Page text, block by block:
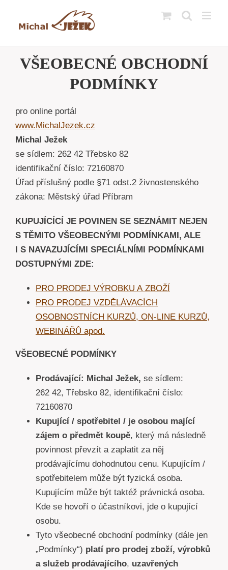
VŠEOBECNÉ OBCHODNÍ
PODMÍNKY
pro online portál
www.MichalJezek.cz
Michal Ježek
se sídlem: 262 42 Třebsko 82
identifikační číslo: 72160870
Úřad příslušný podle §71 odst.2 živnostenského
zákona: Městský úřad Příbram
KUPUJÍCÍCÍ JE POVINEN SE SEZNÁMIT NEJEN
S TĚMITO VŠEOBECNÝMI PODMÍNKAMI, ALE
I S NAVAZUJÍCÍMI SPECIÁLNÍMI PODMÍNKAMI
DOSTUPNÝMI ZDE:
PRO PRODEJ VÝROBKU A ZBOŽÍ
PRO PRODEJ VZDĚLÁVACÍCH
OSOBNOSTNÍCH KURZŮ, ON-LINE KURZŮ,
WEBINÁŘŮ apod.
VŠEOBECNÉ PODMÍNKY
Prodávající: Michal Ježek, se sídlem:
262 42, Třebsko 82, identifikační číslo:
72160870
Kupující / spotřebitel / je osobou mající
zájem o předmět koupě, který má následně
povinnost převzít a zaplatit za něj
prodávajícímu dohodnutou cenu. Kupujícím /
spotřebitelem může být fyzická osoba.
Kupujícím může být taktéž právnická osoba.
Kde se hovoří o účastníkovi, jde o kupující
osobu.
Tyto všeobecné obchodní podmínky (dále jen
„Podmínky“) platí pro prodej zboží, výrobků
a služeb prodávajícího, uzavřených